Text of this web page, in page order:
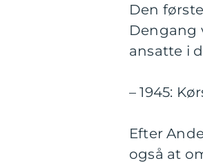
Den
Dengang
ansatte i
– 1945:
Efter
også at